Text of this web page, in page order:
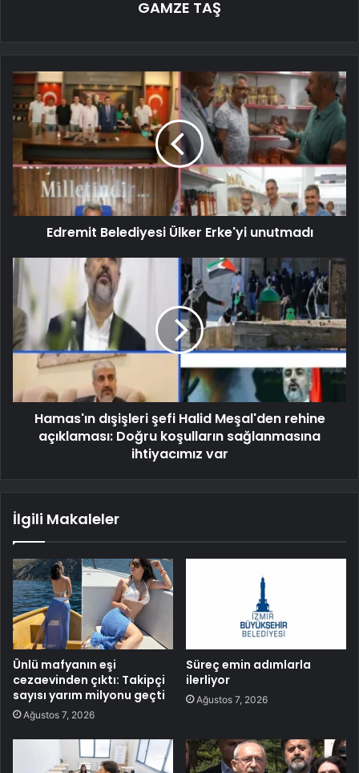
GAMZE TAŞ
Edremit Belediyesi Ülker Erke'yi unutmadı
Hamas'ın dışişleri şefi Halid Meşal'den rehine
açıklaması: Doğru koşulların sağlanmasına
ihtiyacımız var
İlgili Makaleler
Ünlü mafyanın eşi
cezaevinden çıktı: Takipçi
sayısı yarım milyonu geçti
Ağustos 7, 2026
Süreç emin adımlarla
ilerliyor
Ağustos 7, 2026